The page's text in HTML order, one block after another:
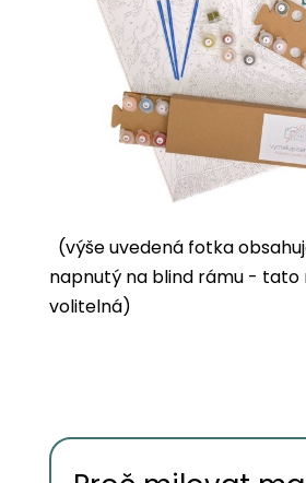
(výše uvedená fotka
napnutý na blind rámu - tato
volitelná)